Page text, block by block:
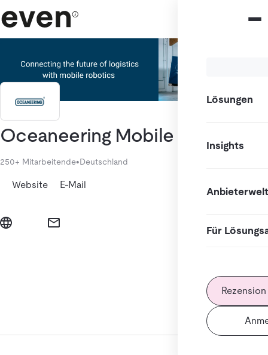
Lösungen
Insights
Anbieterwelt
Für
Oceaneering Mobile Robotics
250+ Mitarbeitende•Deutschland
Website E-Mail